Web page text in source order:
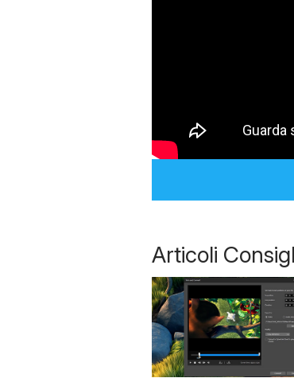
Articoli